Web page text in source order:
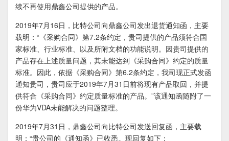
续不再使用鼎鑫公司提供的产品。
2019年7月16日，比特公司向鼎鑫公司发出退货通知函，主要
载明：“《采购合同》第7.2条约定，贵司提供的产品须符合国
家标准、行业标准、以及所附文档的功能说明。因贵司提供的
产品存在上述质量问题，其未能达到《采购合同》约定的质量
标准。因此，依据《采购合同》第6.2条约定，我司现正式发函
通知贵司，贵司应于2019年7月31日前将现有产品取回，并提
供符合《采购合同》约定质量标准的产品。”该通知函随附了一
份华为VDA未能解决的问题整理。
2019年7月31日，鼎鑫公司向比特公司发送回复函，主要载
明：“贵公司的《通知函》已收悉。现回复如下：